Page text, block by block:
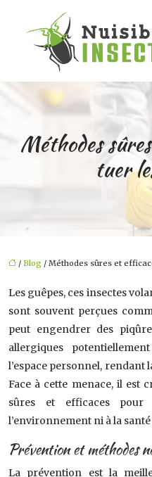
Méthodes
tuer
/ Blog / Méthodes sûres et
Les guêpes, ces insectes
sont souvent perçues
peut engendrer des
allergiques
l’espace personnel,
Face à cette menace, il est
sûres et efficaces
l’environnement ni à la
Prévention et méthodes
La prévention est la